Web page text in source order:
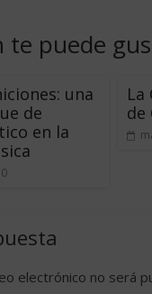
te puede
una
de
en la
0
La
de
electrónico no será